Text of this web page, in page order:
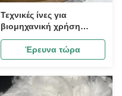
Τεχνικές ίνες για
βιομηχανική χρήση
Φίλτρο &
Αυτοκινητοβιομηχανία
εσωτερικά υλικά φίλτρων
Έρευνα τώρα